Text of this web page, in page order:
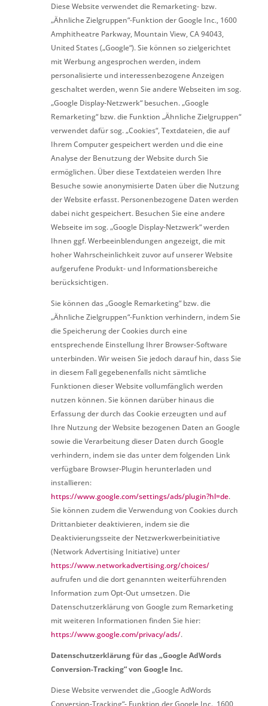
Diese Website verwendet die Remarketing- bzw.
„Ähnliche Zielgruppen“-Funktion der Google Inc., 1600
Amphitheatre Parkway, Mountain View, CA 94043,
United States („Google“). Sie können so zielgerichtet
mit Werbung angesprochen werden, indem
personalisierte und interessenbezogene Anzeigen
geschaltet werden, wenn Sie andere Webseiten im sog.
„Google Display-Netzwerk“ besuchen. „Google
Remarketing“ bzw. die Funktion „Ähnliche Zielgruppen“
verwendet dafür sog. „Cookies“, Textdateien, die auf
Ihrem Computer gespeichert werden und die eine
Analyse der Benutzung der Website durch Sie
ermöglichen. Über diese Textdateien werden Ihre
Besuche sowie anonymisierte Daten über die Nutzung
der Website erfasst. Personenbezogene Daten werden
dabei nicht gespeichert. Besuchen Sie eine andere
Webseite im sog. „Google Display-Netzwerk“ werden
Ihnen ggf. Werbeeinblendungen angezeigt, die mit
hoher Wahrscheinlichkeit zuvor auf unserer Website
aufgerufene Produkt- und Informationsbereiche
berücksichtigen.
Sie können das „Google Remarketing“ bzw. die
„Ähnliche Zielgruppen“-Funktion verhindern, indem Sie
die Speicherung der Cookies durch eine
entsprechende Einstellung Ihrer Browser-Software
unterbinden. Wir weisen Sie jedoch darauf hin, dass Sie
in diesem Fall gegebenenfalls nicht sämtliche
Funktionen dieser Website vollumfänglich werden
nutzen können. Sie können darüber hinaus die
Erfassung der durch das Cookie erzeugten und auf
Ihre Nutzung der Website bezogenen Daten an Google
sowie die Verarbeitung dieser Daten durch Google
verhindern, indem sie das unter dem folgenden Link
verfügbare Browser-Plugin herunterladen und
installieren:
https://www.google.com/settings/ads/plugin?hl=de.
Sie können zudem die Verwendung von Cookies durch
Drittanbieter deaktivieren, indem sie die
Deaktivierungsseite der Netzwerkwerbeinitiative
(Network Advertising Initiative) unter
https://www.networkadvertising.org/choices/
aufrufen und die dort genannten weiterführenden
Information zum Opt-Out umsetzen. Die
Datenschutzerklärung von Google zum Remarketing
mit weiteren Informationen finden Sie hier:
https://www.google.com/privacy/ads/.
Datenschutzerklärung für das „Google AdWords
Conversion-Tracking“ von Google Inc.
Diese Website verwendet die „Google AdWords
Conversion-Tracking“- Funktion der Google Inc., 1600